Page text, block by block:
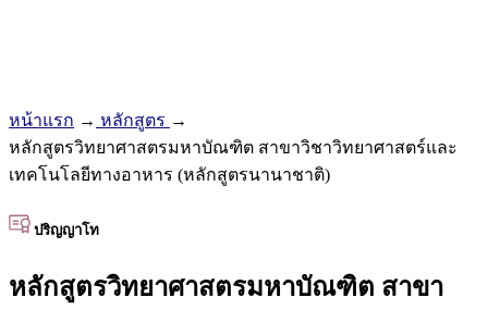
หน้าแรก → หลักสูตร →
หลักสูตรวิทยาศาสตรมหาบัณฑิต สาขาวิชาวิทยาศาสตร์และ
เทคโนโลยีทางอาหาร (หลักสูตรนานาชาติ)
ปริญญาโท
หลักสูตรวิทยาศาสตรมหาบัณฑิต สาขา